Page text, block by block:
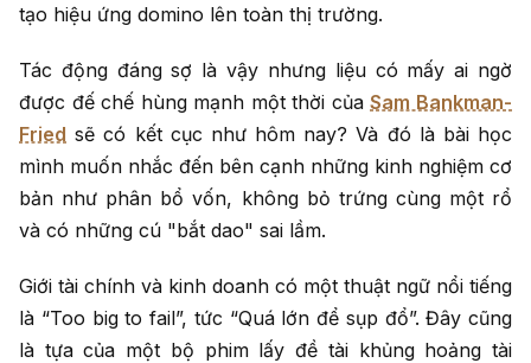
tạo hiệu ứng domino lên toàn thị trường.
Tác động đáng sợ là vậy nhưng liệu có mấy ai ngờ
được đế chế hùng mạnh một thời củaSam Bankman-
Fried sẽ có kết cục như hôm nay? Và đó là bài học
mình muốn nhắc đến bên cạnh những kinh nghiệm cơ
bản như phân bổ vốn, không bỏ trứng cùng một rổ
và có những cú "bắt dao" sai lầm.
Giới tài chính và kinh doanh có một thuật ngữ nổi tiếng
là “Too big to fail”, tức “Quá lớn để sụp đổ”. Đây cũng
là tựa của một bộ phim lấy đề tài khủng hoảng tài